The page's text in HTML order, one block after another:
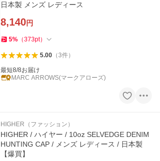
日本製 メンズ レディース
8,140円
5% （373pt）
5.00（3件）
最短8/8お届け
MARC ARROWS(マークアローズ)
HIGHER（ファッション）
HIGHER / ハイヤー / 10oz SELVEDGE DENIM
HUNTING CAP / メンズ レディース / 日本製
【爆買】